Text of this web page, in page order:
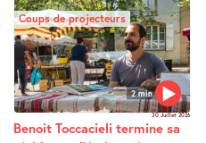
2 min
Coups de projecteurs
30 Juillet 2026
Benoit Toccacieli termine sa